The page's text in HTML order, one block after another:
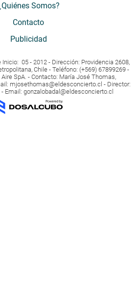
Somos?
Contacto
Publicidad
Inicio: 05 - 2012 - Dirección: Providencia 2608,
Chile - Teléfono: (+569) 67899269 -
Aire SpA. - Contacto: María José Thomas,
mjosethomas@eldesconcierto.cl - Director:
Email: gonzalobadal@eldesconcierto.cl